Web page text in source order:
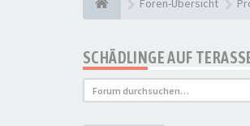
Foren-Übersicht
SCHÄDLINGE AUF